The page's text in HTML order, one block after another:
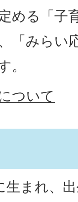
める「子
「みらい
。
ついて
生まれ、